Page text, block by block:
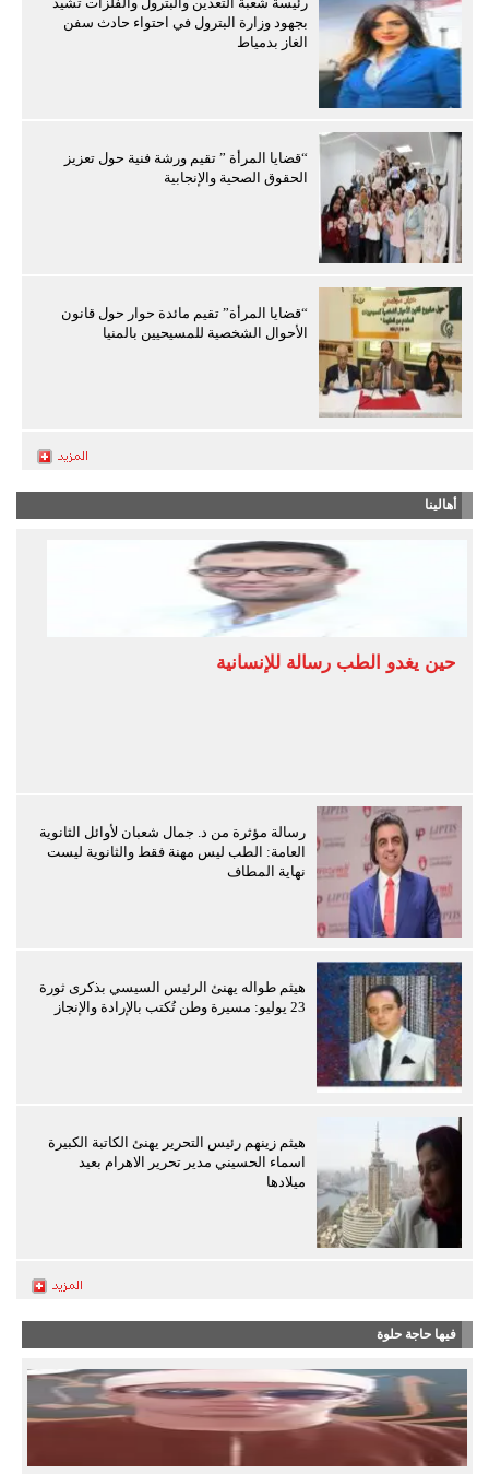
بجهود وزارة البترول في احتواء حادث سفن
الغاز بدمياط
“قضايا المرأة ” تقيم ورشة فنية حول تعزيز
الحقوق الصحية والإنجابية
“قضايا المرأة” تقيم مائدة حوار حول قانون
الأحوال الشخصية للمسيحيين بالمنيا
أهالينا
حين يغدو الطب رسالة للإنسانية
رسالة مؤثرة من د. جمال شعبان لأوائل الثانوية
العامة: الطب ليس مهنة فقط والثانوية ليست
نهاية المطاف
هيثم طواله يهنئ الرئيس السيسي بذكرى ثورة
23 يوليو: مسيرة وطن تُكتب بالإرادة والإنجاز
هيثم زينهم رئيس التحرير يهنئ الكاتبة الكبيرة
اسماء الحسيني مدير تحرير الاهرام بعيد
ميلادها
فيها حاجة حلوة